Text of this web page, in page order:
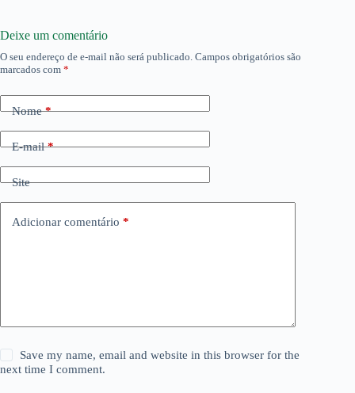
Deixe um comentário
O seu endereço de e-mail não será publicado. Campos obrigatórios são
marcados com *
Nome*
E-mail*
Site
Adicionar comentário *
Save my name, email and website in this browser for the
next time I comment.